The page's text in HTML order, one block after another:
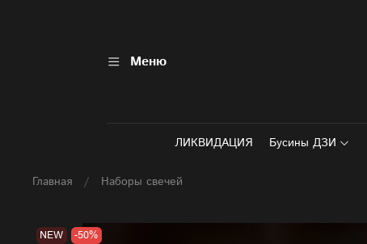
Меню
ЛИКВИДАЦИЯ Бусины ДЗИ
Главная Наборы свечей
NEW -50%